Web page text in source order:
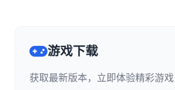
游戏下载
获取最新版本，立即体验精彩游戏